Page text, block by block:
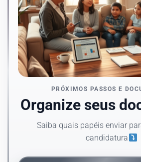
PRÓXIMOS PASSOS E
Organize seus
Saiba quais papéis enviar
candidatura